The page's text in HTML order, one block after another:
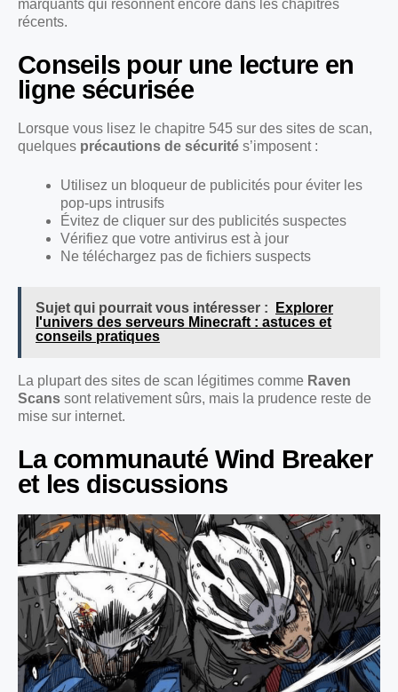
marquants qui résonnent encore dans les chapitres
récents.
Conseils pour une lecture en
ligne sécurisée
Lorsque vous lisez le chapitre 545 sur des sites de scan,
quelques précautions de sécurité s’imposent :
Utilisez un bloqueur de publicités pour éviter les
pop-ups intrusifs
Évitez de cliquer sur des publicités suspectes
Vérifiez que votre antivirus est à jour
Ne téléchargez pas de fichiers suspects
Sujet qui pourrait vous intéresser :
Explorer
l'univers des serveurs Minecraft : astuces et
conseils pratiques
La plupart des sites de scan légitimes comme Raven
Scans sont relativement sûrs, mais la prudence reste de
mise sur internet.
La communauté Wind Breaker
et les discussions